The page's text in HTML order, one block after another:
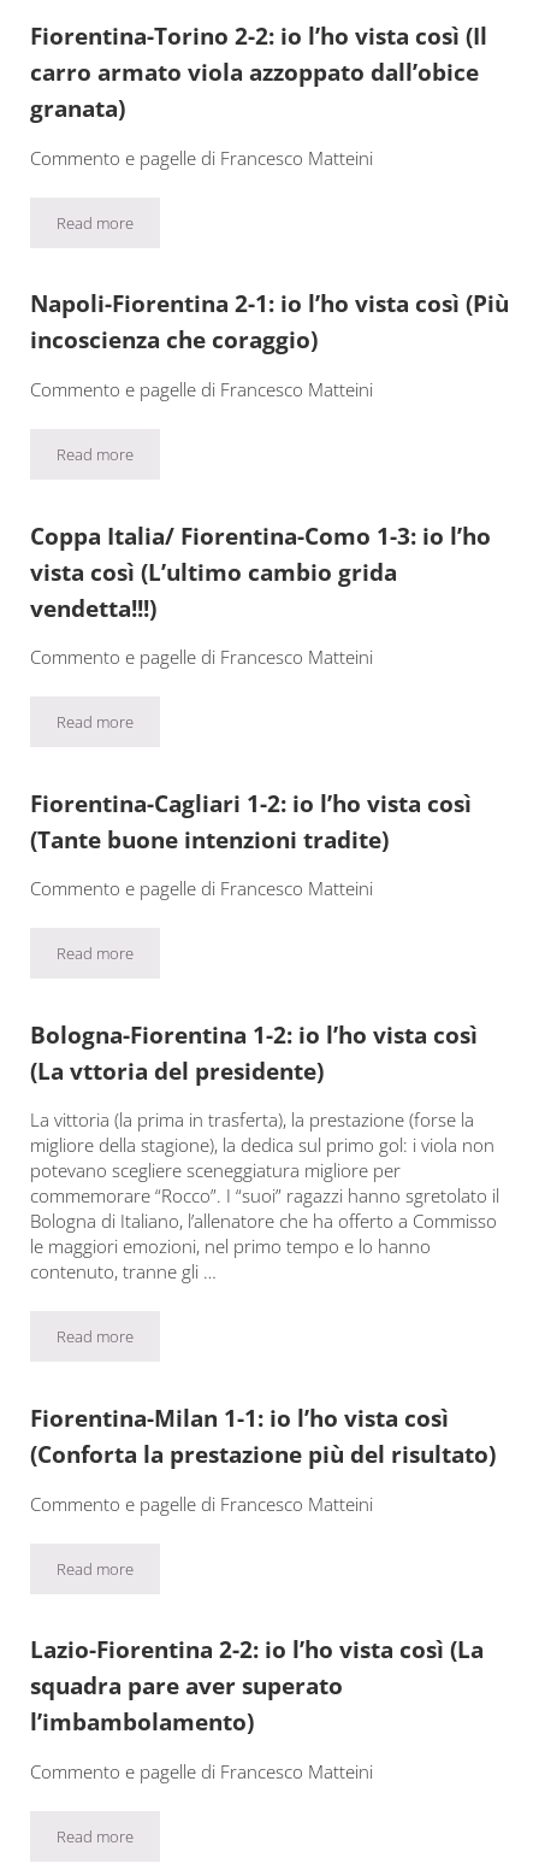
Fiorentina-Torino 2-2: io l’ho vista così (Il
carro armato viola azzoppato dall’obice
granata)
Commento e pagelle di Francesco Matteini
Read moreFiorentina-Torino 2-2: io l’ho vista così (Il carro armato viola
Napoli-Fiorentina 2-1: io l’ho vista così (Più
incoscienza che coraggio)
Commento e pagelle di Francesco Matteini
Read moreNapoli-Fiorentina 2-1: io l’ho vista così (Più incoscienza che
Coppa Italia/ Fiorentina-Como 1-3: io l’ho
vista così (L’ultimo cambio grida
vendetta!!!)
Commento e pagelle di Francesco Matteini
Read moreCoppa Italia/ Fiorentina-Como 1-3: io l’ho vista così (L’ultimo
Fiorentina-Cagliari 1-2: io l’ho vista così
(Tante buone intenzioni tradite)
Commento e pagelle di Francesco Matteini
Read moreFiorentina-Cagliari 1-2: io l’ho vista così (Tante buone
Bologna-Fiorentina 1-2: io l’ho vista così
(La vttoria del presidente)
La vittoria (la prima in trasferta), la prestazione (forse la
migliore della stagione), la dedica sul primo gol: i viola non
potevano scegliere sceneggiatura migliore per
commemorare “Rocco”. I “suoi” ragazzi hanno sgretolato il
Bologna di Italiano, l’allenatore che ha offerto a Commisso
le maggiori emozioni, nel primo tempo e lo hanno
contenuto, tranne gli …
Read moreBologna-Fiorentina 1-2: io l’ho vista così (La vttoria del
Fiorentina-Milan 1-1: io l’ho vista così
(Conforta la prestazione più del risultato)
Commento e pagelle di Francesco Matteini
Read moreFiorentina-Milan 1-1: io l’ho vista così (Conforta la prestazione
Lazio-Fiorentina 2-2: io l’ho vista così (La
squadra pare aver superato
l’imbambolamento)
Commento e pagelle di Francesco Matteini
Read moreLazio-Fiorentina 2-2: io l’ho vista così (La squadra pare aver